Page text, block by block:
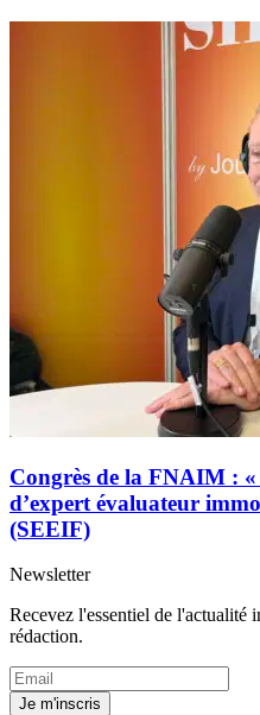
Congrès de la FNAIM :
d’expert évaluateur
(SEEIF)
Newsletter
Recevez l'essentiel de l'actualité
rédaction.
Je m'inscris